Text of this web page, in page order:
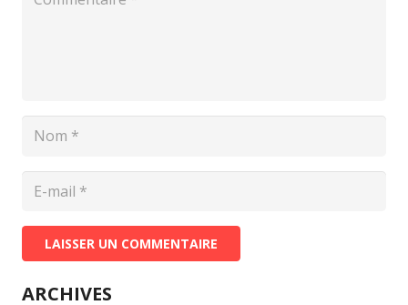
LAISSER UN COMMENTAIRE
ARCHIVES